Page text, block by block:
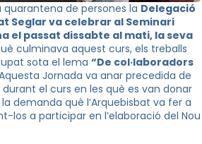
quarantena de persones la Delegació
Seglar va celebrar al Seminari
el passat dissabte al mati, la seva
culminava aquest curs, els treballs
sota el lema “De col·laboradors
Jornada va anar precedida de
el curs en les què es van donar
demanda què l’Arquebisbat va fer a
los a participar en l’elaboració del Nou